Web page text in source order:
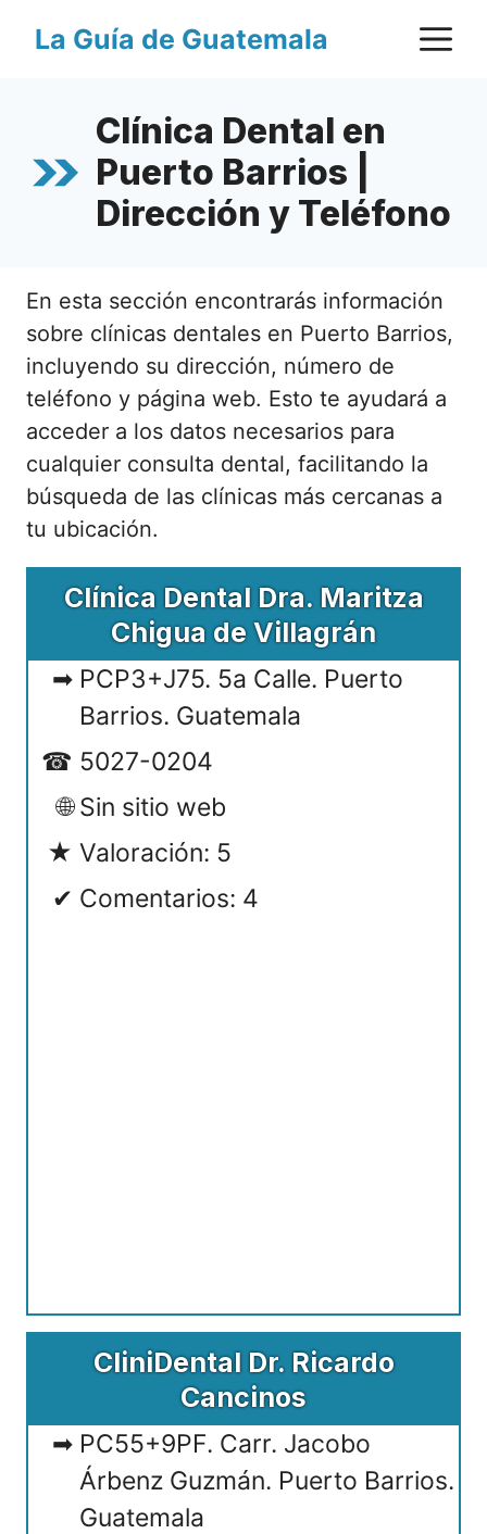
La Guía de Guatemala
Clínica Dental en
Puerto Barrios |
Dirección y Teléfono
En esta sección encontrarás información
sobre clínicas dentales en Puerto Barrios,
incluyendo su dirección, número de
teléfono y página web. Esto te ayudará a
acceder a los datos necesarios para
cualquier consulta dental, facilitando la
búsqueda de las clínicas más cercanas a
tu ubicación.
Clínica Dental Dra. Maritza
Chigua de Villagrán
PCP3+J75. 5a Calle. Puerto
Barrios. Guatemala
5027-0204
Sin sitio web
Valoración: 5
Comentarios: 4
CliniDental Dr. Ricardo
Cancinos
PC55+9PF. Carr. Jacobo
Árbenz Guzmán. Puerto Barrios.
Guatemala